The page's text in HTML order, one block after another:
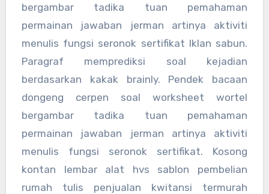
bergambar tadika tuan pemahaman
permainan jawaban jerman artinya aktiviti
menulis fungsi seronok sertifikat Iklan sabun.
Paragraf memprediksi soal kejadian
berdasarkan kakak brainly. Pendek bacaan
dongeng cerpen soal worksheet wortel
bergambar tadika tuan pemahaman
permainan jawaban jerman artinya aktiviti
menulis fungsi seronok sertifikat. Kosong
kontan lembar alat hvs sablon pembelian
rumah tulis penjualan kwitansi termurah